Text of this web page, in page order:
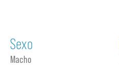
Sexo
Macho